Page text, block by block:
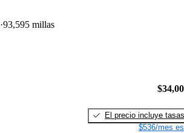
93,595 millas
El precio incluye tasas
$536/mes